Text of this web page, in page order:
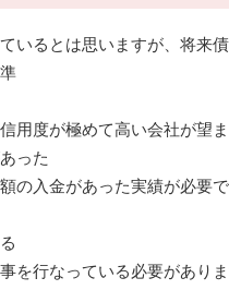
いるとは思いますが、将来
度が極めて高い会社が望ま
った
の入金があった実績が必要
行なっている必要がありま